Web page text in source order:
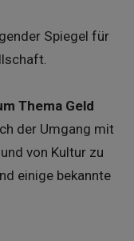
Spiegel für
Thema Geld
der Umgang mit
von Kultur zu
einige bekannte